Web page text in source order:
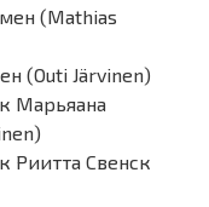
(Mathias
(Outi Järvinen)
Марьяана
Риитта Свенск